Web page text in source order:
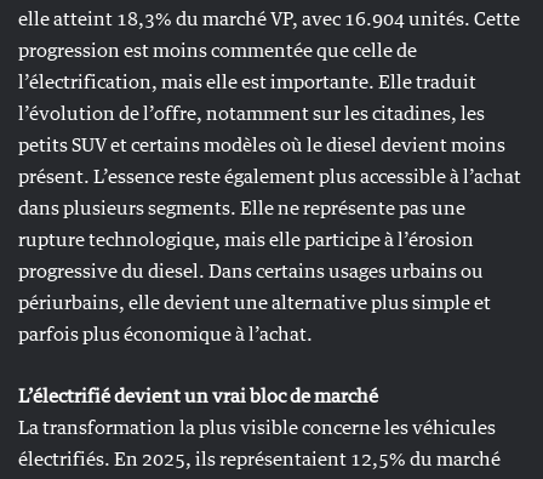
elle atteint 18,3% du marché VP, avec 16.904 unités. Cette
progression est moins commentée que celle de
l’électrification, mais elle est importante. Elle traduit
l’évolution de l’offre, notamment sur les citadines, les
petits SUV et certains modèles où le diesel devient moins
présent. L’essence reste également plus accessible à l’achat
dans plusieurs segments. Elle ne représente pas une
rupture technologique, mais elle participe à l’érosion
progressive du diesel. Dans certains usages urbains ou
périurbains, elle devient une alternative plus simple et
parfois plus économique à l’achat.
L’électrifié devient un vrai bloc de marché
La transformation la plus visible concerne les véhicules
électrifiés. En 2025, ils représentaient 12,5% du marché